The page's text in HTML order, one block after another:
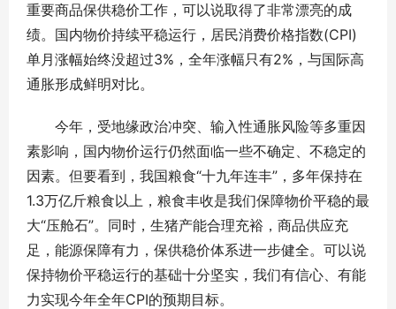
重要商品保供稳价工作，可以说取得了非常漂亮的成
绩。国内物价持续平稳运行，居民消费价格指数(CPI)
单月涨幅始终没超过3%，全年涨幅只有2%，与国际高
通胀形成鲜明对比。
今年，受地缘政治冲突、输入性通胀风险等多重因
素影响，国内物价运行仍然面临一些不确定、不稳定的
因素。但要看到，我国粮食“十九年连丰”，多年保持在
1.3万亿斤粮食以上，粮食丰收是我们保障物价平稳的最
大“压舱石”。同时，生猪产能合理充裕，商品供应充
足，能源保障有力，保供稳价体系进一步健全。可以说
保持物价平稳运行的基础十分坚实，我们有信心、有能
力实现今年全年CPI的预期目标。